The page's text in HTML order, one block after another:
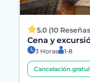
5.0 (10
Cena y
3 Horas 1-8
Cancelación